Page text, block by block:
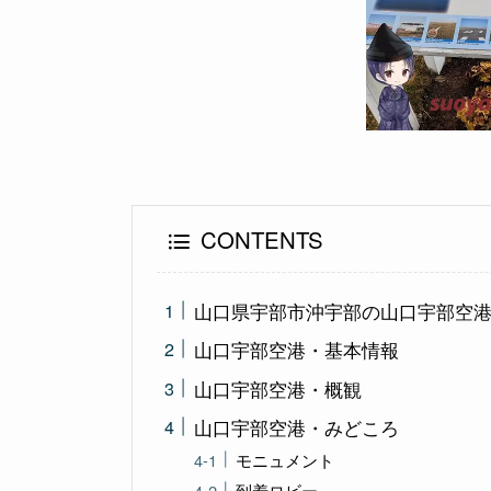
CONTENTS
山口県宇部市沖宇部の山口宇部空
山口宇部空港・基本情報
山口宇部空港・概観
山口宇部空港・みどころ
モニュメント